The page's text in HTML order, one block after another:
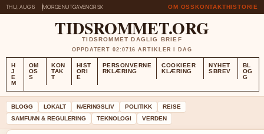
THU, AUG 6 MORGENUTGAVENORSK OM OSSKONTAKTHISTORIE
TIDSROMMET.ORG
TIDSROMMET DAGLIG BRIEF
OPPDATERT 02:0716 ARTIKLER I DAG
H
J
E
M
OM
OS
S
KON
TAK
T
HIST
ORI
E
PERSONVERNE
RKLÆRING
COOKIEER
KLÆRING
NYHET
SBREV
BL
OG
G
BLOGG LOKALT NÆRINGSLIV POLITIKK
REISE
SAMFUNN & REGULERING
TEKNOLOGI VERDEN